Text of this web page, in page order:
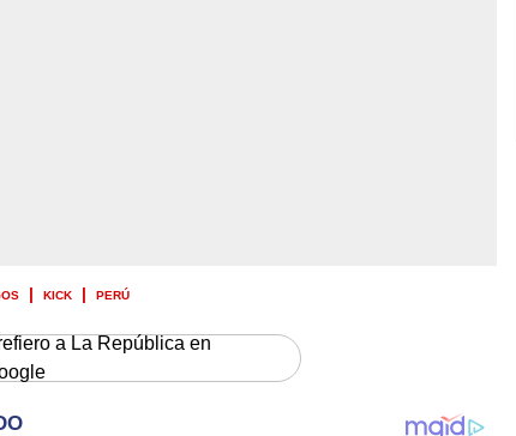
KICK PERÚ
a La República en